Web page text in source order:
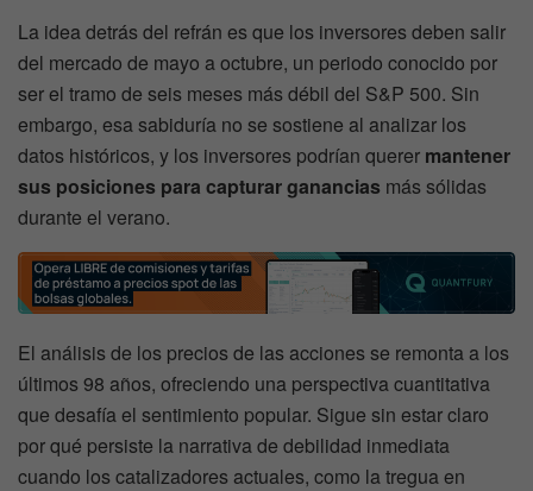
La idea detrás del refrán es que los inversores deben salir
del mercado de mayo a octubre, un periodo conocido por
ser el tramo de seis meses más débil del S&P 500. Sin
embargo, esa sabiduría no se sostiene al analizar los
datos históricos, y los inversores podrían querer mantener
sus posiciones para capturar ganancias más sólidas
durante el verano.
El análisis de los precios de las acciones se remonta a los
últimos 98 años, ofreciendo una perspectiva cuantitativa
que desafía el sentimiento popular. Sigue sin estar claro
por qué persiste la narrativa de debilidad inmediata
cuando los catalizadores actuales, como la tregua en